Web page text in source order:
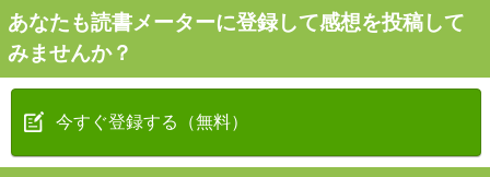
あなたも読書メーターに登録して感想を投稿して
みませんか？
今すぐ登録する（無料）